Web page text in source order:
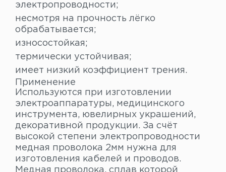
электропроводности;
несмотря на прочность лёгко
обрабатывается;
износостойкая;
термически устойчивая;
имеет низкий коэффициент трения.
Применение
Используются при изготовлении
электроаппаратуры, медицинского
инструмента, ювелирных украшений,
декоративной продукции. За счёт
высокой степени электропроводности
медная проволока 2мм нужна для
изготовления кабелей и проводов.
Медная проволока, сплав которой